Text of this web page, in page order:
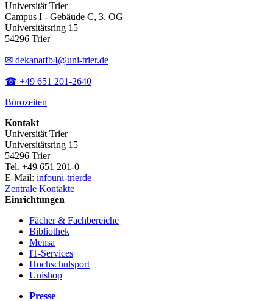
Universität Trier
Campus I - Gebäude C, 3. OG
Universitätsring 15
54296 Trier
✉ dekanatfb4@uni-trier.de
☎ +49 651 201-2640
Bürozeiten
Kontakt
Universität Trier
Universitätsring 15
54296 Trier
Tel. +49 651 201-0
E-Mail: infouni-trierde
Zentrale Kontakte
Einrichtungen
Fächer & Fachbereiche
Bibliothek
Mensa
IT-Services
Hochschulsport
Unishop
Presse